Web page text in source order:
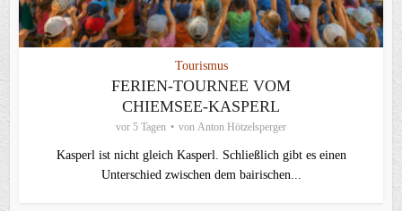
Tourismus
FERIEN-TOURNEE VOM
CHIEMSEE-KASPERL
vor 5 Tagen von Anton Hötzelsperger
Kasperl ist nicht gleich Kasperl. Schließlich gibt es einen
Unterschied zwischen dem bairischen...